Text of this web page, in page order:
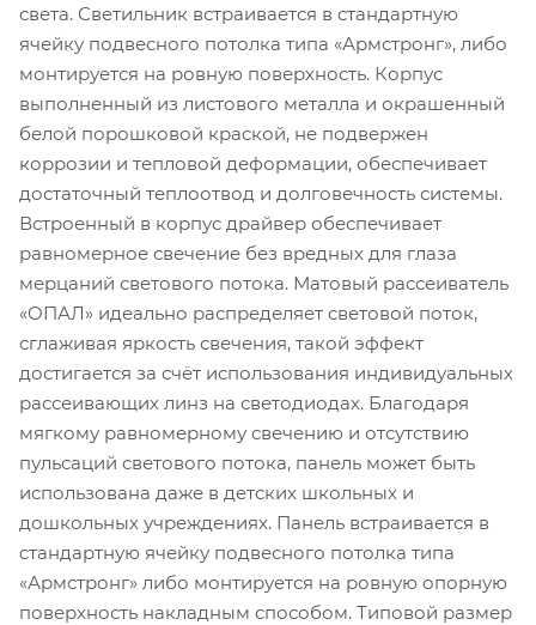
света. Светильник встраивается в стандартную
ячейку подвесного потолка типа «Армстронг», либо
монтируется на ровную поверхность. Корпус
выполненный из листового металла и окрашенный
белой порошковой краской, не подвержен
коррозии и тепловой деформации, обеспечивает
достаточный теплоотвод и долговечность системы.
Встроенный в корпус драйвер обеспечивает
равномерное свечение без вредных для глаза
мерцаний светового потока. Матовый рассеиватель
«ОПАЛ» идеально распределяет световой поток,
сглаживая яркость свечения, такой эффект
достигается за счёт использования индивидуальных
рассеивающих линз на светодиодах. Благодаря
мягкому равномерному свечению и отсутствию
пульсаций светового потока, панель может быть
использована даже в детских школьных и
дошкольных учреждениях. Панель встраивается в
стандартную ячейку подвесного потолка типа
«Армстронг» либо монтируется на ровную опорную
поверхность накладным способом. Типовой размер